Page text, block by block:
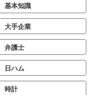
基本知識
大手企業
弁護士
日ハム
時計